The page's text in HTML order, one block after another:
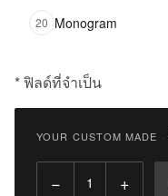
20 Monogram
* ฟิลด์ที่จำเป็น
฿
Qty:
YOUR CUSTOM MADE ·
− +